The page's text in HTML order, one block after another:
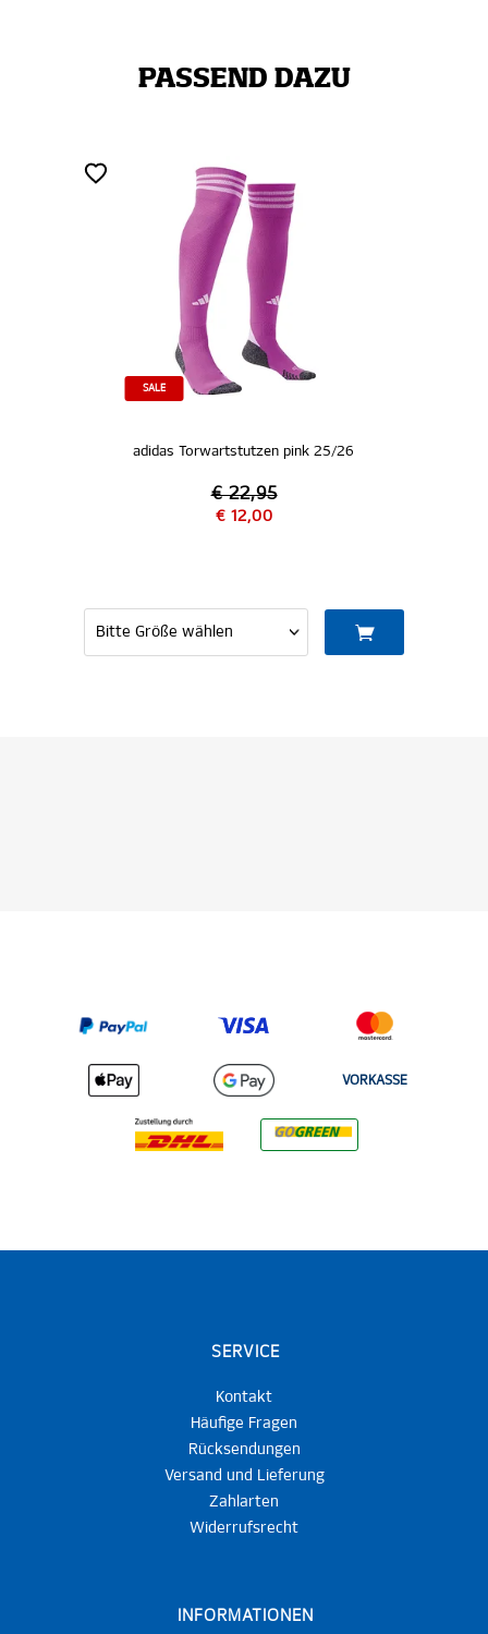
PASSEND DAZU
SALE
adidas Torwartstutzen pink 25/26
€ 22,95
€ 12,00
VORKASSE
SERVICE
Kontakt
Häufige Fragen
Rücksendungen
Versand und Lieferung
Zahlarten
Widerrufsrecht
INFORMATIONEN